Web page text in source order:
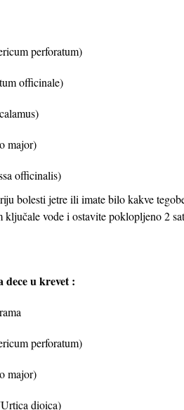
perforatum)
officinale)
major)
officinalis)
bolesti jetre ili imate bilo kakve
ključale vode i ostavite poklopljeno 2
u krevet :
perforatum)
major)
dioica)